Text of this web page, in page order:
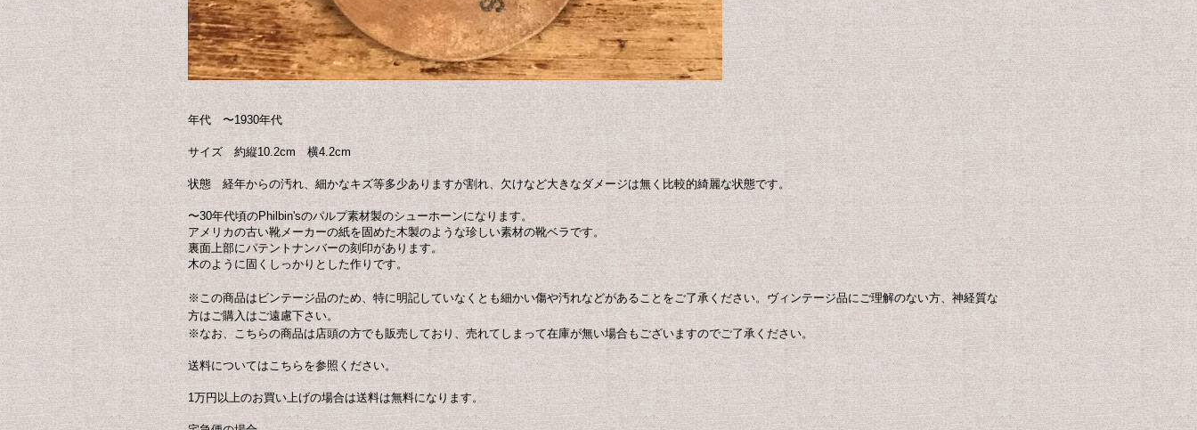
年代 〜1930年代
サイズ 約縦10.2cm 横4.2cm
状態 経年からの汚れ、細かなキズ等多少ありますが割れ、欠けなど大きなダメージは無く比較的綺麗な状態です。
〜30年代頃のPhilbin'sのパルプ素材製のシューホーンになります。
アメリカの古い靴メーカーの紙を固めた木製のような珍しい素材の靴ベラです。
裏面上部にパテントナンバーの刻印があります。
木のように固くしっかりとした作りです。
※この商品はビンテージ品のため、特に明記していなくとも細かい傷や汚れなどがあることをご了承ください。ヴィンテージ品にご理解のない方、神経質な
方はご購入はご遠慮下さい。
※なお、こちらの商品は店頭の方でも販売しており、売れてしまって在庫が無い場合もございますのでご了承ください。
送料についてはこちらを参照ください。
1万円以上のお買い上げの場合は送料は無料になります。